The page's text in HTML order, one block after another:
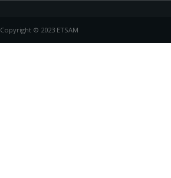
Copyright © 2023 ETSAM